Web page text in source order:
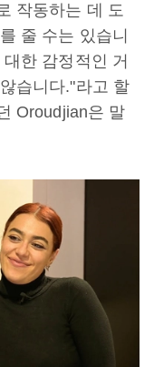
작동하는 데 도
줄 수는 있습니
한 감정적인 거
습니다."라고 할
Oroudjian은 말